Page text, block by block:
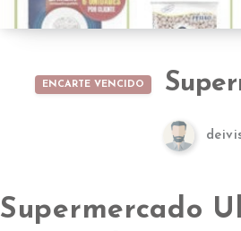
ENCARTE VENCIDO
Supermercado